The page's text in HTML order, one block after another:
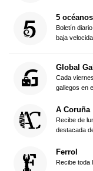
5 océanos
Boletín
baja
Global
Cada
gallegos en
A Coruña
Recibe de
destacada
Ferrol
Recibe toda